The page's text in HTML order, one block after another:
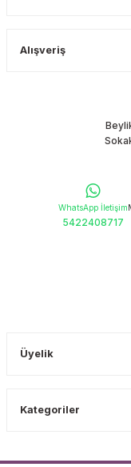
Alışveriş
WhatsApp İletişim
5422408717
Üyelik
Kategoriler